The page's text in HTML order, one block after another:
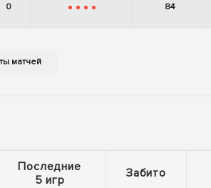
0 - - - - 84
Последние
5 игр
Забито